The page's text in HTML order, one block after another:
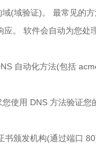
验证)。 最常见的方
。 软件会自动为您处
自动化方法(包括
用 DNS 方法验证您
发机构(通过端口